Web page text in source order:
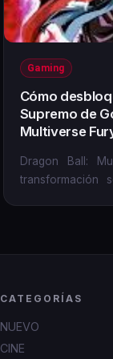
Gaming
Cómo
Supremo de
Multiverse
Dragon Ball:
transformación
CATEGORÍAS
NUEVO
CINE